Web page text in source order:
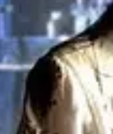
蓝导航